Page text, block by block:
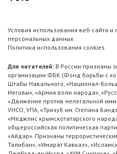
Условия использования веб-сайта
персональных данных
Политика использования cookies
Для читателей: В России признаны
организации ФБК (Фонд борьбы с
Штабы Навального, «Национал-
Иеговы», «Армия воли народа»,
«Движение против нелегальной
УНСО, УПА, «Тризуб им. Степана
«Меджлис крымскотатарского
общероссийская политическая
«Айдар». Признаны
Талибан», «Имарат Кавказ»,